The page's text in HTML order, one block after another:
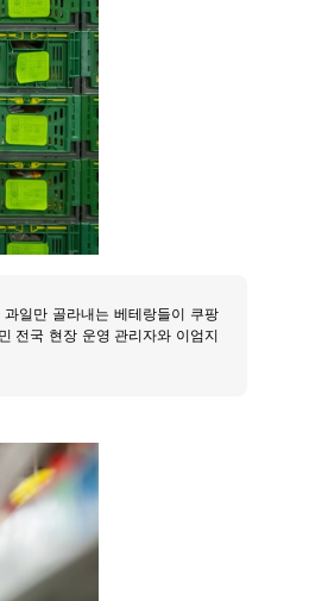
일만 골라내는 베테랑들이 쿠팡
전국 현장 운영 관리자와 이엄지